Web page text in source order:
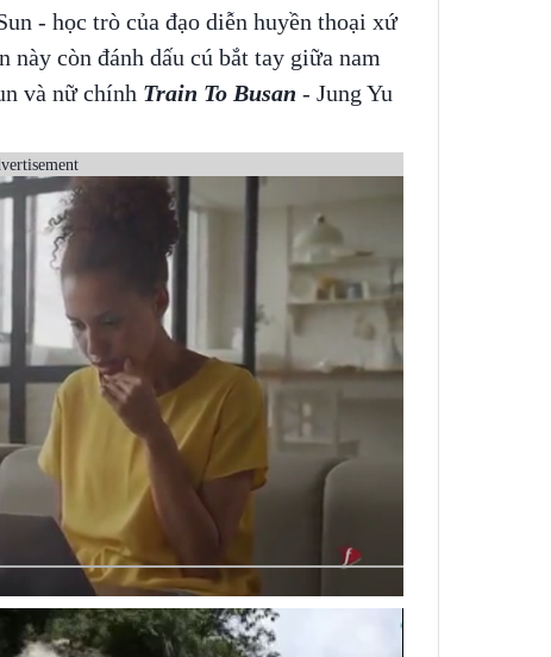
- học trò của đạo diễn huyền thoại xứ
còn đánh dấu cú bắt tay giữa nam
và nữ chính Train To Busan - Jung Yu